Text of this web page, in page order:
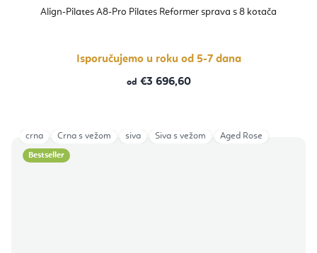
Align-Pilates A8-Pro Pilates Reformer sprava s 8 kotača
Isporučujemo u roku od 5-7 dana
od €3 696,60
Bestseller
crna Crna s vežom siva Siva s vežom Aged Rose